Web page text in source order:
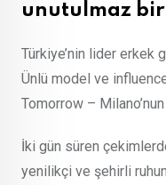
unutulmaz
Türkiye’nin lider erkek
Ünlü model ve
Tomorrow –
İki gün süren
yenilikçi ve şehirli